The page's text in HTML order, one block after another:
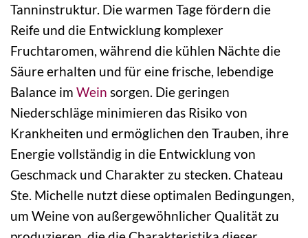
Tanninstruktur. Die warmen Tage fördern die
Reife und die Entwicklung komplexer
Fruchtaromen, während die kühlen Nächte die
Säure erhalten und für eine frische, lebendige
Balance im Wein sorgen. Die geringen
Niederschläge minimieren das Risiko von
Krankheiten und ermöglichen den Trauben, ihre
Energie vollständig in die Entwicklung von
Geschmack und Charakter zu stecken. Chateau
Ste. Michelle nutzt diese optimalen Bedingungen,
um Weine von außergewöhnlicher Qualität zu